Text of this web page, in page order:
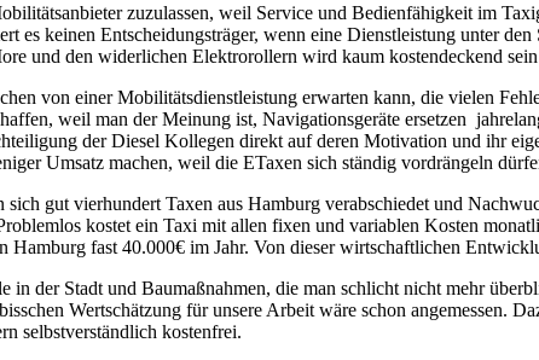
zuzulassen, weil Service und Bedienfähigkeit im
keinen Entscheidungsträger, wenn eine Dienstleistung unter
und den widerlichen Elektrorollern wird kaum kostendeckend
von einer Mobilitätsdienstleistung erwarten kann, die vielen
weil man der Meinung ist, Navigationsgeräte ersetzen
der Diesel Kollegen direkt auf deren Motivation und ihr
Umsatz machen, weil die ETaxen sich ständig vordrängeln
gut vierhundert Taxen aus Hamburg verabschiedet und
kostet ein Taxi mit allen fixen und variablen Kosten
Hamburg fast 40.000€ im Jahr. Von dieser wirtschaftlichen
der Stadt und Baumaßnahmen, die man schlicht nicht mehr
Wertschätzung für unsere Arbeit wäre schon angemessen.
selbstverständlich kostenfrei.